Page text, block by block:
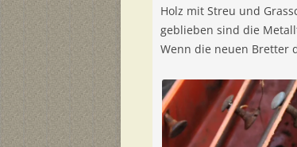
Holz mit Streu und
geblieben sind die
Wenn die neuen Bretter